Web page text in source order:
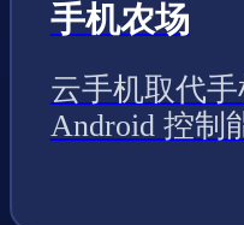
手机农场
云手机取代
Android 控制